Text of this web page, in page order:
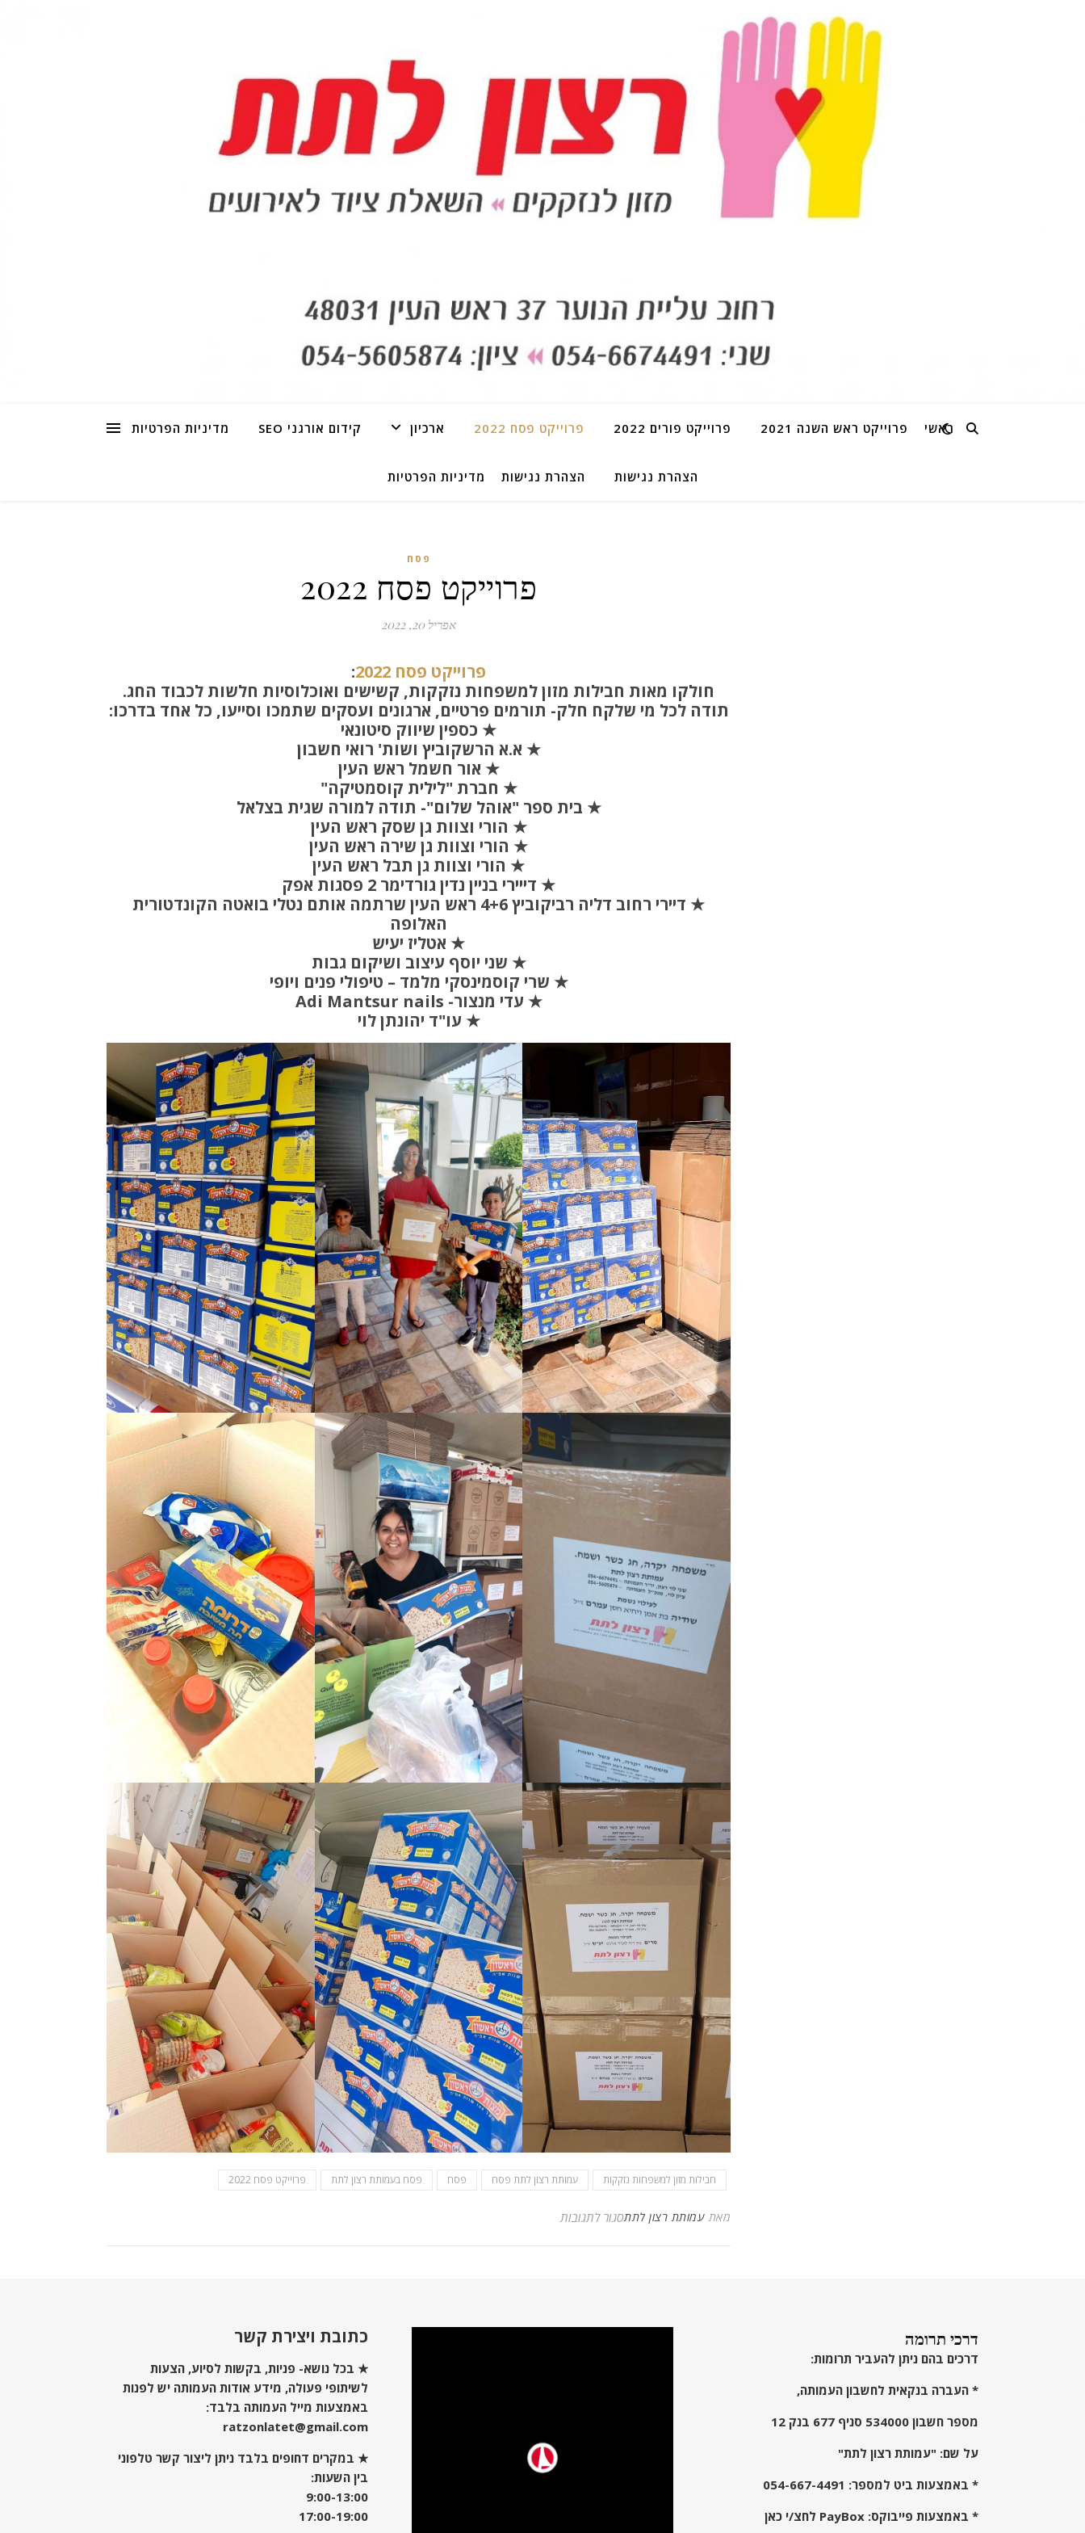
ראשי פרוייקט ראש השנה 2021 פרוייקט פורים 2022 פרוייקט פסח 2022 ארכיון קידום אורגני SEO מדיניות הפרטיות
הצהרת נגישות הצהרת נגישות מדיניות הפרטיות
פסח
פרוייקט פסח 2022
אפריל 20, 2022
פרוייקט פסח 2022
:
חולקו מאות חבילות מזון למשפחות נזקקות, קשישים ואוכלוסיות חלשות לכבוד החג.
תודה לכל מי שלקח חלק- תורמים פרטיים, ארגונים ועסקים שתמכו וסייעו, כל אחד בדרכו:
★ כספין שיווק סיטונאי
★ א.א הרשקוביץ ושות' רואי חשבון
★ אור חשמל ראש העין
★ חברת "לילית קוסמטיקה"
★ בית ספר "אוהל שלום"- תודה למורה שגית בצלאל
★ הורי וצוות גן שסק ראש העין
★ הורי וצוות גן שירה ראש העין
★ הורי וצוות גן תבל ראש העין
★ דייירי בניין נדין גורדימר 2 פסגות אפק
★ דיירי רחוב דליה רביקוביץ 4+6 ראש העין שרתמה אותם נטלי בואטה הקונדטורית
האלופה
★ אטליז יעיש
★ שני יוסף עיצוב ושיקום גבות
★ שרי קוסמינסקי מלמד – טיפולי פנים ויופי
★ עדי מנצור- Adi Mantsur nails
★ עו"ד יהונתן לוי
חבילות מזון למשפחות נזקקות עמותת רצון לתת פסח פסח פסח בעמותת רצון לתת פרוייקט פסח 2022
מאת עמותת רצון לתתסגור לתגובות
כתובת ויצירת קשר
★ בכל נושא- פניות, בקשות לסיוע, הצעות
לשיתופי פעולה, מידע אודות העמותה יש לפנות
באמצעות מייל העמותה בלבד:
ratzonlatet@gmail.com
★ במקרים דחופים בלבד ניתן ליצור קשר טלפוני
בין השעות:
9:00-13:00
17:00-19:00
דרכי תרומה
דרכים בהם ניתן להעביר תרומות:
* העברה בנקאית לחשבון העמותה,
מספר חשבון 534000 סניף 677 בנק 12
על שם: "עמותת רצון לתת"
* באמצעות ביט למספר: 054-667-4491
* באמצעות פייבוקס: PayBox לחצ/י כאן